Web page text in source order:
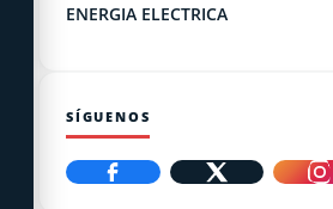
ENERGIA ELECTRICA
SÍGUENOS